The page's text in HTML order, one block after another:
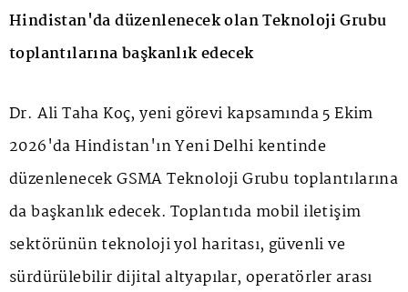
Hindistan'da düzenlenecek olan Teknoloji Grubu
toplantılarına başkanlık edecek
Dr. Ali Taha Koç, yeni görevi kapsamında 5 Ekim
2026'da Hindistan'ın Yeni Delhi kentinde
düzenlenecek GSMA Teknoloji Grubu toplantılarına
da başkanlık edecek. Toplantıda mobil iletişim
sektörünün teknoloji yol haritası, güvenli ve
sürdürülebilir dijital altyapılar, operatörler arası